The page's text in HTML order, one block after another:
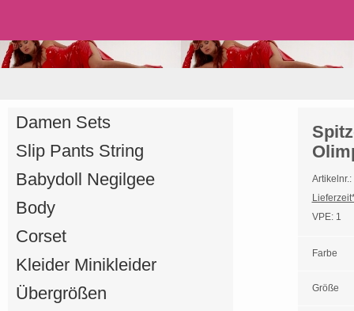
Damen Sets
Slip Pants String
Babydoll Negilgee
Body
Corset
Kleider Minikleider
Übergrößen
VPE:1
Farbe
Größe